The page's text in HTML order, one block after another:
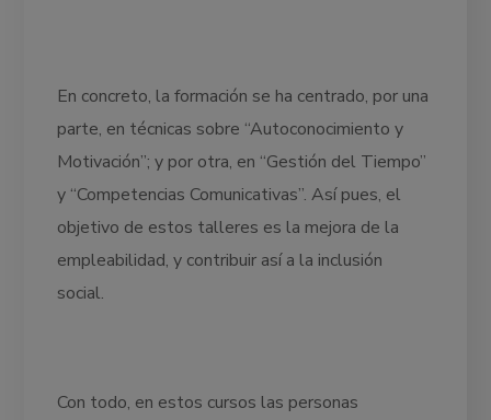
En concreto, la formación se ha centrado, por una
parte, en técnicas sobre “Autoconocimiento y
Motivación”; y por otra, en “Gestión del Tiempo”
y “Competencias Comunicativas”. Así pues, el
objetivo de estos talleres es la mejora de la
empleabilidad, y contribuir así a la inclusión
social.
Con todo, en estos cursos las personas